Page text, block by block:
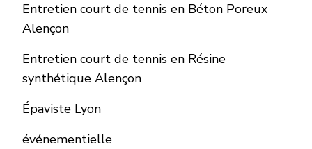
Entretien court de tennis en Béton Poreux
Alençon
Entretien court de tennis en Résine
synthétique Alençon
Épaviste Lyon
événementielle